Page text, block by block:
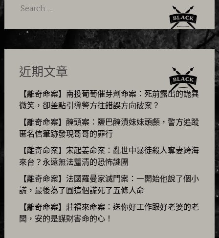
Search
近期文章
【離奇命案】南投葡萄催芽劑命案：死前露出的詭異
微笑，卻差點引導警方往錯誤方向破案？
【離奇命案】醃頭案：鹽巴醃漬妹妹頭顱，警方追蹤
匿名信筆跡發現哥哥的罪行
【離奇命案】宋起姜命案：亂世中暴徒殺人奪妻跨海
來台？永遠無法釐清的恐怖謎團
【離奇命案】法國羅曼家滅門案：一開始他說了個小
謊，最後為了圓這個謊死了五條人命
【離奇命案】莊福來命案：送你好工作跟好老婆的老
闆，安的是謀財害命的心！